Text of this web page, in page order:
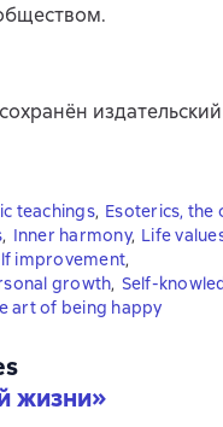
teachings, Esoterics, the
, Inner harmony, Life
improvement,
growth, Self-
art of being happy
жизни»